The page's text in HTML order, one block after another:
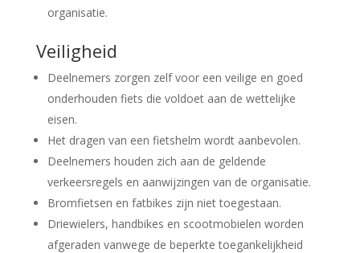
organisatie.
Veiligheid
Deelnemers zorgen zelf voor een veilige en goed
onderhouden fiets die voldoet aan de wettelijke
eisen.
Het dragen van een fietshelm wordt aanbevolen.
Deelnemers houden zich aan de geldende
verkeersregels en aanwijzingen van de organisatie.
Bromfietsen en fatbikes zijn niet toegestaan.
Driewielers, handbikes en scootmobielen worden
afgeraden vanwege de beperkte toegankelijkheid